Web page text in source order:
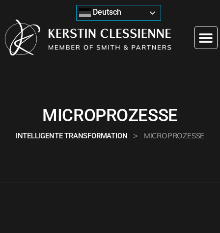
Deutsch
MICROPROZESSE
INTELLIGENTE TRANSFORMATION > MICROPROZESSE